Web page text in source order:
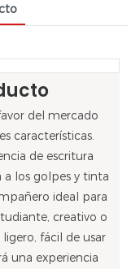
del mercado
características.
de escritura
a los golpes y tinta
ideal para
creativo o
fácil de usar
una experiencia